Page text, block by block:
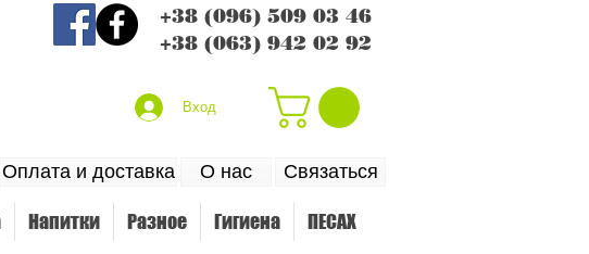
+38 (096) 509 03 46
+38 (063) 942 02 92
Вход
Оплата и доставка О нас Связаться
Напитки Разное Гигиена ПЕСАХ